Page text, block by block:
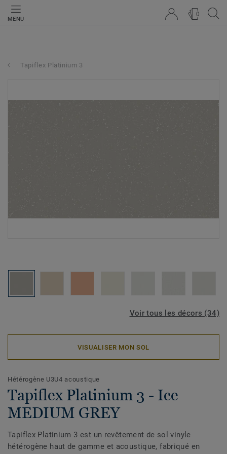
MENU
0
Tapiflex Platinium 3
Voir tous les décors (34)
VISUALISER MON SOL
Hétérogène U3U4 acoustique
Tapiflex Platinium 3 - Ice
MEDIUM GREY
Tapiflex Platinium 3 est un revêtement de sol vinyle
hétérogène haut de gamme et acoustique, fabriqué en